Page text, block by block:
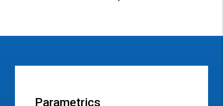
Parametrics